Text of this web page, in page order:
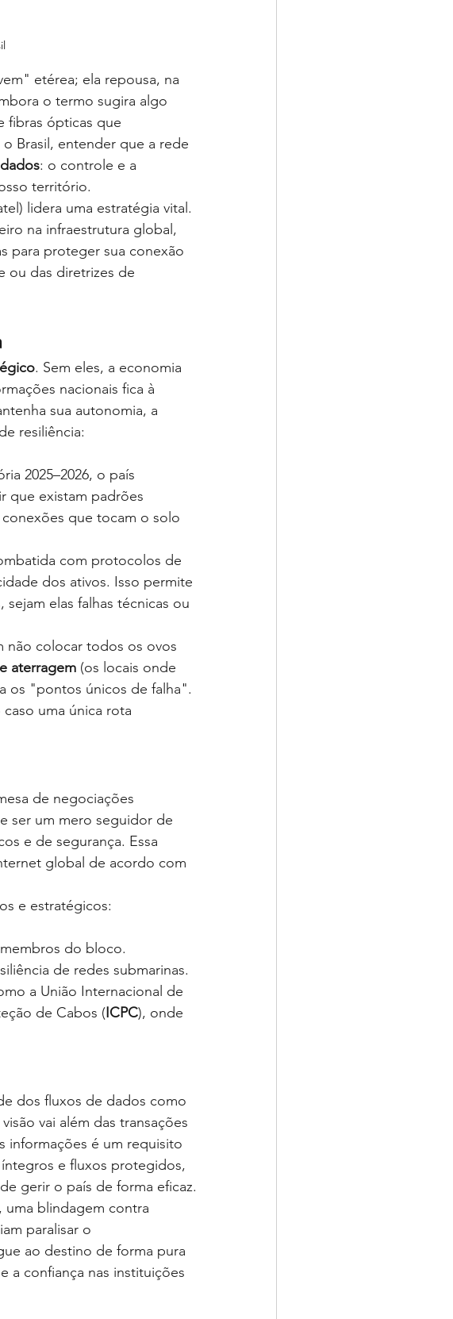
etérea; ela repousa, na
o termo sugira algo
fibras ópticas que
Brasil, entender que a rede
: o controle e a
território.
lidera uma estratégia vital.
na infraestrutura global,
para proteger sua conexão
ou das diretrizes de
. Sem eles, a economia
nacionais fica à
sua autonomia, a
resiliência:
2025–2026, o país
que existam padrões
que tocam o solo
com protocolos de
dos ativos. Isso permite
elas falhas técnicas ou
não colocar todos os ovos
aterragem (os locais onde
os "pontos únicos de falha".
uma única rota
de negociações
ser um mero seguidor de
e de segurança. Essa
global de acordo com
e estratégicos:
do bloco.
de redes submarinas.
a União Internacional de
de Cabos (ICPC), onde
dos fluxos de dados como
vai além das transações
informações é um requisito
e fluxos protegidos,
gerir o país de forma eficaz.
uma blindagem contra
paralisar o
ao destino de forma pura
a confiança nas instituições